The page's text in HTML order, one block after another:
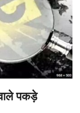
पकड़े